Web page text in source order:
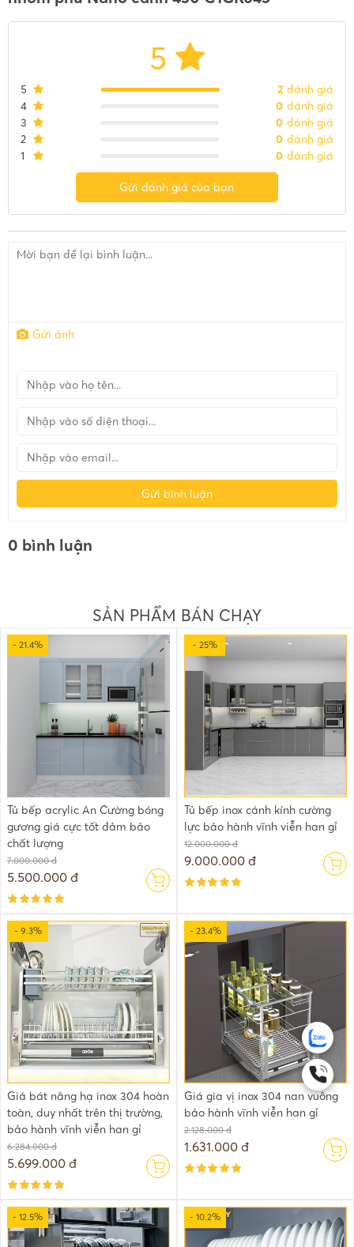
5
5 2 đánh giá
4
0 đánh giá
3
0 đánh giá
2
0 đánh giá
1
0 đánh giá
Gửi đánh giá của bạn
Gửi ảnh
Gửi bình luận
0 bình luận
SẢN PHẨM BÁN CHẠY
- 21.4%
Tủ bếp acrylic An Cường bóng
gương giá cực tốt đảm bảo
chất lượng
7.000.000 đ
5.500.000 đ
- 25%
Tủ bếp inox cánh kính cường
lực bảo hành vĩnh viễn han gỉ
12.000.000 đ
9.000.000 đ
- 9.3%
Giá bát nâng hạ inox 304 hoàn
toàn, duy nhất trên thị trường,
bảo hành vĩnh viễn han gỉ
6.284.000 đ
5.699.000 đ
- 23.4%
Giá gia vị inox 304 nan vuông
bảo hành vĩnh viễn han gỉ
2.128.000 đ
1.631.000 đ
- 12.5% - 10.2%